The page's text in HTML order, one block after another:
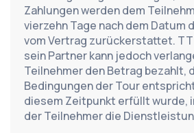
Zahlungen werden dem
vierzehn Tage nach dem Datum
vom Vertrag zurückerstattet. TT
sein Partner kann jedoch
Teilnehmer den Betrag bezahlt,
Bedingungen der Tour
diesem Zeitpunkt erfüllt wurde,
der Teilnehmer die